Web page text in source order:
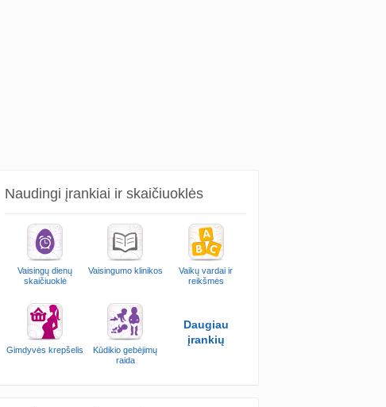
Naudingi įrankiai ir skaičiuoklės
Vaisingų dienų
skaičiuoklė
Vaisingumo klinikos
Vaikų vardai ir
reikšmės
Gimdyvės krepšelis
Kūdikio gebėjimų
raida
Daugiau
įrankių